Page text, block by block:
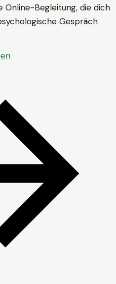
Online-Begleitung, die dich
Gespräch